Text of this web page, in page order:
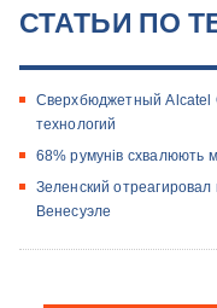
СТАТЬИ ПО
Сверхбюджетный Alcatel
технологий
68% румунів схвалюють
Зеленский отреагировал
Венесуэле